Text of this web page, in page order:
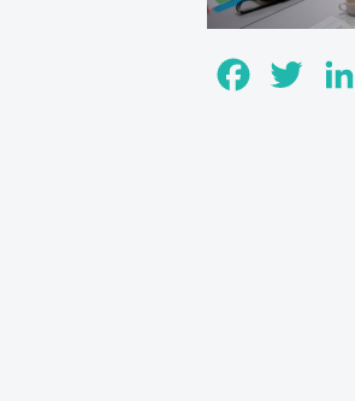
FacebookTwitter